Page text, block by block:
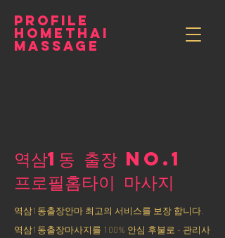
PROFILE
HOMETHAI
MASSAGE
역삼1동 출장 NO.1
​프로필홈타이 마사지
역삼1동출장안마 최고의 서비스를 보장 합니다.
역삼1동출장마사지를 100% 안심 후불로 - 관리사